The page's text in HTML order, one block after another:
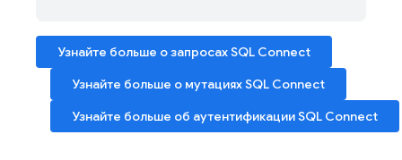
Узнайте больше о запросахSQL Connect
Узнайте больше о мутацияхSQL Connect
Узнайте больше об аутентификацииSQL Connect